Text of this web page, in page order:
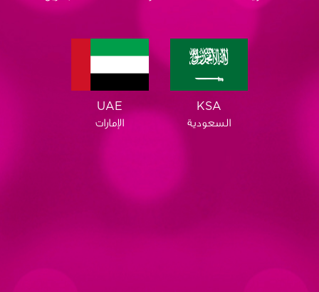
UAE
الإمارات
KSA
السعودية